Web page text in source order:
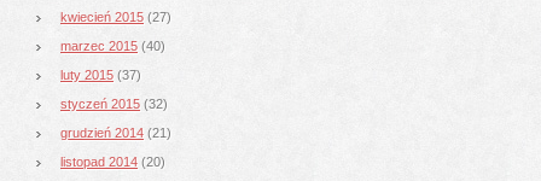
kwiecień 2015 (27)
marzec 2015 (40)
luty 2015 (37)
styczeń 2015 (32)
grudzień 2014 (21)
listopad 2014 (20)